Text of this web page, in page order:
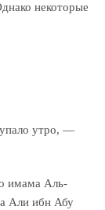
некоторые
утро, —
имама Аль-
Али ибн Абу